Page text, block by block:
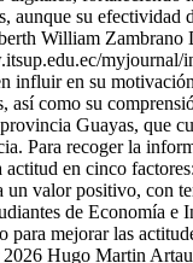
aunque su efectividad
William Zambrano
myjournal/
influir en su
así como su
Guayas, que
Para recoger la
en cinco
un valor positivo, con
de Economía
para mejorar las
Hugo Martin